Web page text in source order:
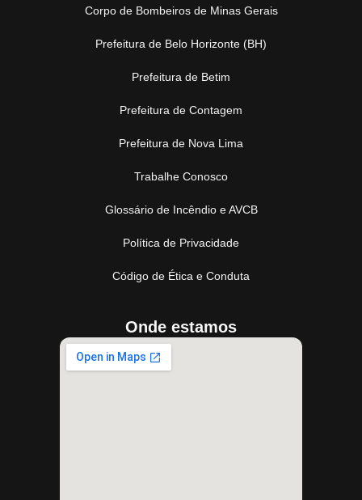
Corpo de Bombeiros de Minas Gerais
Prefeitura de Belo Horizonte (BH)
Prefeitura de Betim
Prefeitura de Contagem
Prefeitura de Nova Lima
Trabalhe Conosco
Glossário de Incêndio e AVCB
Política de Privacidade
Código de Ética e Conduta
Onde estamos